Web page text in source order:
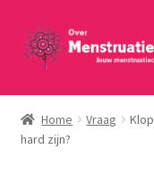
Ga
door
navigatie
Ga
naar
inhoud
Home
30 minuten
Home Vraag
hard zijn?